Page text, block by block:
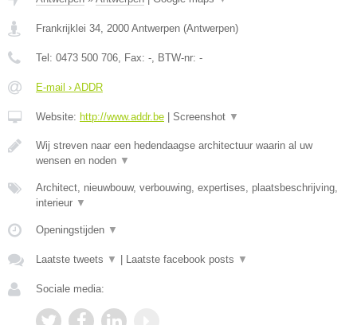
Frankrijklei 34 2000 Antwerpen (Antwerpen)
Tel: 0473 500 706 , Fax: - , BTW-nr: -
E-mail › ADDR
Website: http://www.addr.be Screenshot ▼
Wij streven naar een hedendaagse architectuur waarin al uw
wensen en noden ▼
Architect, nieuwbouw, verbouwing, expertises, plaatsbeschrijving,
interieur ▼
Openingstijden ▼
Laatste tweets ▼ Laatste facebook posts ▼
Sociale media: